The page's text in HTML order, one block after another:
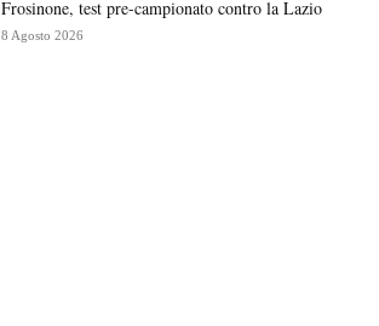
Frosinone, test pre-campionato contro la Lazio
8 Agosto 2026